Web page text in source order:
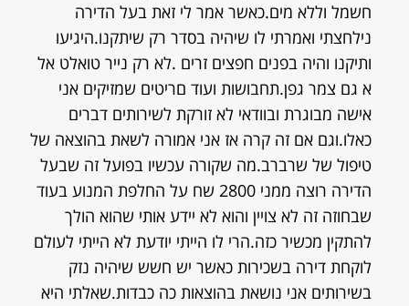
חשמל וללא מים.כאשר אמר לי זאת בעל הדירה
נילחצתי ואמרתי לו שיהיה בסדר רק שיתקנו.היגיעו
ותיקנו והיה בפנים חפצים זרים .לא רק נייר טואלט אל
א גם צמר גפן.תחבושות ועוד םריטים שמזיקים אני
אישה מבוגרת ובוודאי לא זורקת לשירותים דברים
כאלו.וגם אם זה קרה אז אני אמורה לשאת בהוצאה של
טיפול של שרברב.מה שקורה עכשיו בפועל זה שבעל
הדירה רוצה ממני 2800 שח על החלפת המנוע בעוד
שבחוזה זה לא צויין והוא לא יידע אותי שהוא הולך
להתקין מכשיר כזה.הרי לו הייתי יודעת לא הייתי לעולם
לוקחת דירה בשכירות כאשר יש חשש שיהיה נזק
בשירותים אני נושאת בהוצאות כה כבדות.שאלתי היא